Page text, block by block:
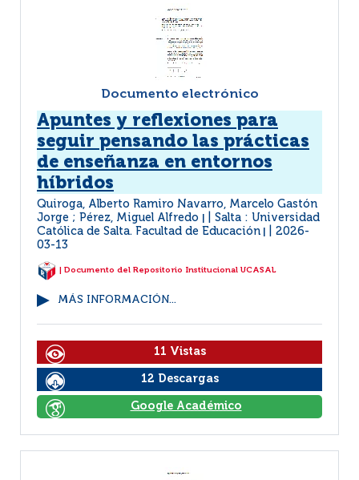
Documento electrónico
Apuntes y reflexiones para
seguir pensando las prácticas
de enseñanza en entornos
híbridos
Quiroga, Alberto Ramiro Navarro, Marcelo Gastón
Jorge ; Pérez, Miguel Alfredo
Salta : Universidad
Católica de Salta. Facultad de Educación
2026-
03-13
| Documento del Repositorio Institucional UCASAL
MÁS INFORMACIÓN...
11 Vistas
12 Descargas
Google Académico